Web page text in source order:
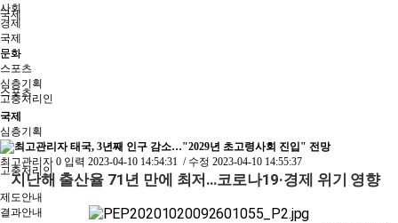
국제
문화
스포츠
심층기획
고충처리인
제도안내
결과안내
사회
경제
국제
문화
스포츠
심층기획
고충처리인
국제
태국, 3년째 인구 감소…"2029년 초고령사회 진입" 전망
최고관리자 0 입력 2023-04-10 14:54:31 / 수정 2023-04-10 14:55:37
지난해 출산율 71년 만에 최저…코로나19·경제 위기 영향